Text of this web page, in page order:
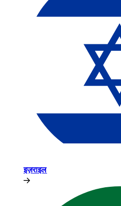
इज़राइल​​